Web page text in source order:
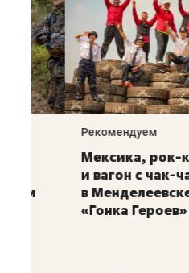
Рекомендуем
Мексика, рок-
и вагон с чак-
в Менделеевске
«Гонка Героев»